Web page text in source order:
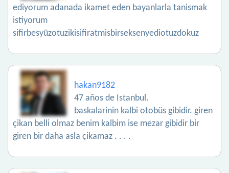
ediyorum adanada ikamet eden bayanlarla tanismak
istiyorum
sifirbesyüzotuzikisifiratmisbirseksenyediotuzdokuz
hakan9182
47 años de Istanbul.
baskalarinin kalbi otobüs gibidir. giren
çikan belli olmaz benim kalbim ise mezar gibidir bir
giren bir daha asla çikamaz . . . .